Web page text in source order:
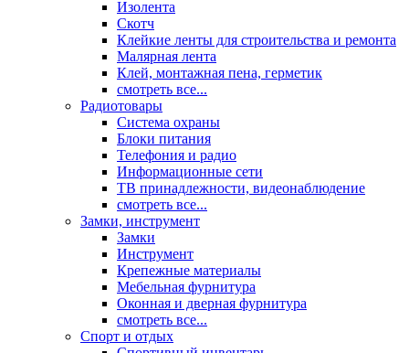
Изолента
Скотч
Клейкие ленты для строительства и ремонта
Малярная лента
Клей, монтажная пена, герметик
смотреть все...
Радиотовары
Система охраны
Блоки питания
Телефония и радио
Информационные сети
ТВ принадлежности, видеонаблюдение
смотреть все...
Замки, инструмент
Замки
Инструмент
Крепежные материалы
Мебельная фурнитура
Оконная и дверная фурнитура
смотреть все...
Спорт и отдых